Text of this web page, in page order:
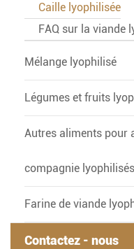
Caille lyophilisée
FAQ sur la viande
Mélange lyophilisé
Légumes et fruits
Autres aliments pour
compagnie lyophilisés
Farine de viande
Contactez - nous